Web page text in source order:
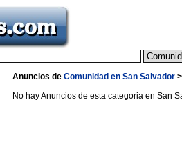
Anuncios de Comunidad en San Salvador
No hay Anuncios de esta categoria en San